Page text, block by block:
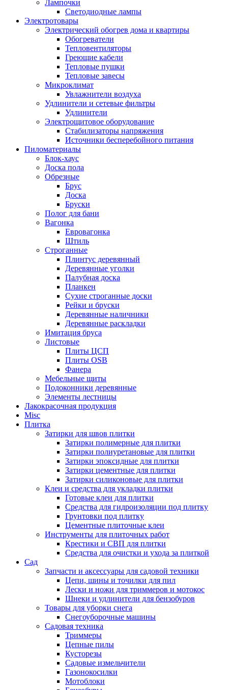
Лампочки
Светодиодные лампы
Электротовары
Электрический обогрев дома и квартиры
Обогреватели
Тепловентиляторы
Греющие кабели
Тепловые пушки
Тепловые завесы
Микроклимат
Увлажнители воздуха
Удлинители и сетевые фильтры
Удлинители
Электрощитовое оборудование
Стабилизаторы напряжения
Источники бесперебойного питания
Пиломатериалы
Блок-хаус
Доска пола
Обрезные
Брус
Доска
Бруски
Полог для бани
Вагонка
Евровагонка
Штиль
Строганные
Плинтус деревянный
Деревянные уголки
Палубная доска
Планкен
Сухие строганные доски
Рейки и бруски
Деревянные наличники
Деревянные раскладки
Имитация бруса
Листовые
Плиты ЦСП
Плиты OSB
Фанера
Мебельные щиты
Подоконники деревянные
Элементы лестницы
Лакокрасочная продукция
Misc
Плитка
Затирки для швов плитки
Затирки полимерные для плитки
Затирки полиуретановые для плитки
Затирки эпоксидные для плитки
Затирки цементные для плитки
Затирки силиконовые для плитки
Клеи и средства для укладки плитки
Готовые клеи для плитки
Средства для гидроизоляции под плитку
Грунтовки под плитку
Цементные плиточные клеи
Инструменты для плиточных работ
Крестики и СВП для плитки
Средства для очистки и ухода за плиткой
Сад
Запчасти и аксессуары для садовой техники
Цепи, шины и точилки для пил
Лески и ножи для триммеров и мотокос
Шнеки и удлинители для бензобуров
Товары для уборки снега
Снегоуборочные машины
Садовая техника
Триммеры
Цепные пилы
Кусторезы
Садовые измельчители
Газонокосилки
Мотоблоки